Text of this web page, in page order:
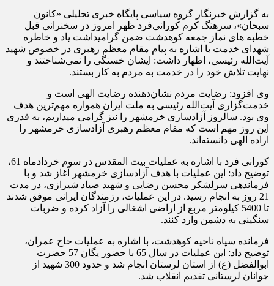
به گزارش خبرنگار گروه سیاسی پایگاه خبری تحلیلی «کانون
سبحان»، سرهنگ کرم کورانی‌فرد ظهر امروز در سخنرانی قبل
خطبه های نماز جمعه کوهدشت ضمن گرامیداشت یاد و خاطره
شهدای خدمت با اشاره به پیام مقام معظم رهبری در خصوص شهید
آیت‌الله رئیسی، اظهار داشت: ایشان خستگی را نمی‌شناختند و
نهایت تلاش خود را در خدمت به مردم به کار بستند.
وی افزود: رضايت مردم نشان‌دهنده رضايت الهی است و
خدمت‌گزاری آیت‌الله رئیسی به ملت ایران همواره مهم‌ترین هدف
وی بود. سالروز آزادسازی خرمشهر را نیز گرامی میداریم، به قدری
این روز مهم است که مقام معظم رهبری آزادسازی خرمشهر را
اراده الهی دانسته‌اند.
کورانی فرد با اشاره به عملیات بیت المقدس در سوم خردادماه 61،
توضیح داد: این عملیات با هدف آزادسازی خرمشهر آغاز شد و با
فرماندهی سرلشکر محسن رضایی و شهید صیاد شیرازی، در مدت
21 روز به انجام رسید. در این عملیات، رزمندگان ایرانی موفق شدند
تا 5400 کیلومتر مربع از اراضی اشغالی را آزاد کرده و ضربات
سنگینی به دشمن وارد کنند.
فرمانده سپاه ناحیه کوهدشت، با اشاره به عملیات حاج عمران،
توضیح داد: این عملیات در سال 65 با حضور یگان 57 حضرت
ابوالفضل (ع) از استان لرستان انجام شد و حدود 300 شهید از
جوانان لرستانی تقدیم انقلاب شد.